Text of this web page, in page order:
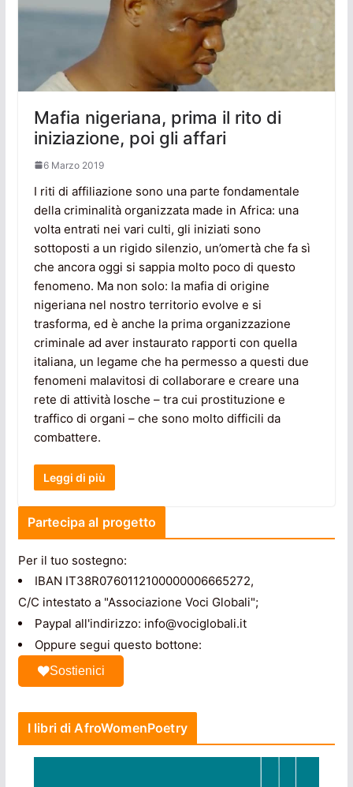
Mafia nigeriana, prima il rito di
iniziazione, poi gli affari
6 Marzo 2019
I riti di affiliazione sono una parte fondamentale
della criminalità organizzata made in Africa: una
volta entrati nei vari culti, gli iniziati sono
sottoposti a un rigido silenzio, un’omertà che fa sì
che ancora oggi si sappia molto poco di questo
fenomeno. Ma non solo: la mafia di origine
nigeriana nel nostro territorio evolve e si
trasforma, ed è anche la prima organizzazione
criminale ad aver instaurato rapporti con quella
italiana, un legame che ha permesso a questi due
fenomeni malavitosi di collaborare e creare una
rete di attività losche – tra cui prostituzione e
traffico di organi – che sono molto difficili da
combattere.
Leggi di più
Partecipa al progetto
Per il tuo sostegno:
IBAN IT38R0760112100000006665272,
C/C intestato a "Associazione Voci Globali";
Paypal all'indirizzo: info@vociglobali.it
Oppure segui questo bottone:
Sostienici
I libri di AfroWomenPoetry